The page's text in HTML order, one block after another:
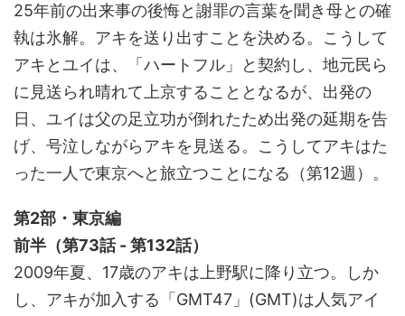
25年前の出来事の後悔と謝罪の言葉を聞き母との確
執は氷解。アキを送り出すことを決める。こうして
アキとユイは、「ハートフル」と契約し、地元民ら
に見送られ晴れて上京することとなるが、出発の
日、ユイは父の足立功が倒れたため出発の延期を告
げ、号泣しながらアキを見送る。こうしてアキはた
った一人で東京へと旅立つことになる（第12週）。
第2部・東京編
前半（第73話 - 第132話）
2009年夏、17歳のアキは上野駅に降り立つ。しか
し、アキが加入する「GMT47」(GMT)は人気アイ